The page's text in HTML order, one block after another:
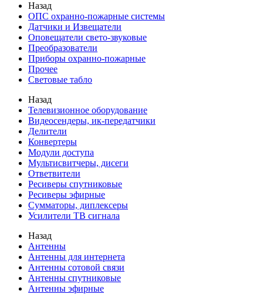
Назад
ОПС охранно-пожарные системы
Датчики и Извещатели
Оповещатели свето-звуковые
Преобразователи
Приборы охранно-пожарные
Прочее
Световые табло
Назад
Телевизионное оборудование
Видеосендеры, ик-передатчики
Делители
Конвертеры
Модули доступа
Мультисвитчеры, дисеги
Ответвители
Ресиверы спутниковые
Ресиверы эфирные
Сумматоры, диплексеры
Усилители ТВ сигнала
Назад
Антенны
Антенны для интернета
Антенны сотовой связи
Антенны спутниковые
Антенны эфирные